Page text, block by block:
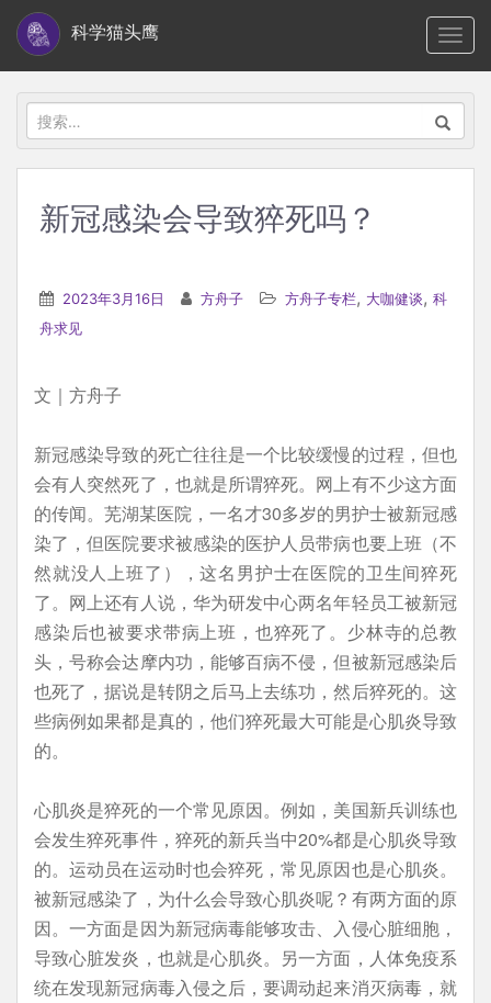
i
科学猫头鹰
搜
索：
新冠感染会导致猝死吗？
2023年3月16日 方舟子 方舟子专栏, 大咖健谈, 科
舟求见
文｜方舟子
新冠感染导致的死亡往往是一个比较缓慢的过程，但也
会有人突然死了，也就是所谓猝死。网上有不少这方面
的传闻。芜湖某医院，一名才30多岁的男护士被新冠感
染了，但医院要求被感染的医护人员带病也要上班（不
然就没人上班了），这名男护士在医院的卫生间猝死
了。网上还有人说，华为研发中心两名年轻员工被新冠
感染后也被要求带病上班，也猝死了。少林寺的总教
头，号称会达摩内功，能够百病不侵，但被新冠感染后
也死了，据说是转阴之后马上去练功，然后猝死的。这
些病例如果都是真的，他们猝死最大可能是心肌炎导致
的。
心肌炎是猝死的一个常见原因。例如，美国新兵训练也
会发生猝死事件，猝死的新兵当中20%都是心肌炎导致
的。运动员在运动时也会猝死，常见原因也是心肌炎。
被新冠感染了，为什么会导致心肌炎呢？有两方面的原
因。一方面是因为新冠病毒能够攻击、入侵心脏细胞，
导致心脏发炎，也就是心肌炎。另一方面，人体免疫系
统在发现新冠病毒入侵之后，要调动起来消灭病毒，就